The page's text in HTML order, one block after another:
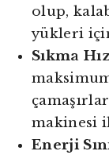
olup,
yükleri
Sıkma
makinesi
Enerji